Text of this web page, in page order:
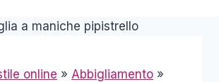
online » Abbigliamento »